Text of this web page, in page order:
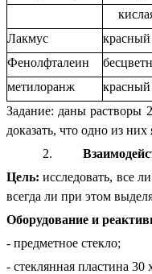
Лакмус
красный
Фенолфталеин
метилоранж
красный
Задание: даны растворы
доказать, что одно из
Цель: исследовать, все
всегда ли при этом
Оборудование и
- предметное стекло;
- стеклянная пластина 30